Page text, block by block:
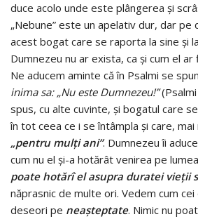
duce acolo unde este plângerea şi
„Nebune” este un apelativ dur, dar
acest bogat care se raporta la sine şi
Dumnezeu nu ar exista, ca şi cum el
Ne aducem aminte că în Psalmi se
inima sa: „Nu este Dumnezeu!”(Psalmi
spus, cu alte cuvinte, şi bogatul care
în tot ceea ce i se întâmpla şi care, mai
„pentru mulţi ani”. Dumnezeu îi
cum nu el şi-a hotărât venirea pe
poate hotărî el asupra duratei vieţii
năprasnic de multe ori. Vedem cum
deseori pe neaşteptate. Nimic nu